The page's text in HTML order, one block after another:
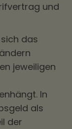
und
das
jeweiligen
In
als
der